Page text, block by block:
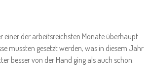
einer der arbeitsreichsten Monate überhaupt.
mussten gesetzt werden, was in diesem Jahr
besser von der Hand ging als auch schon.